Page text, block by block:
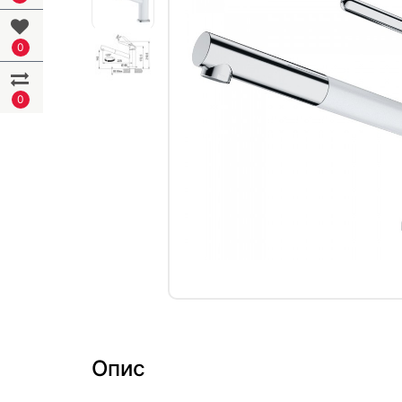
0
0
Опис